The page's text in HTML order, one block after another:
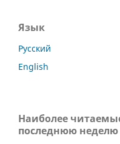
Язык
Русский
English
Наиболее
последнюю неделю